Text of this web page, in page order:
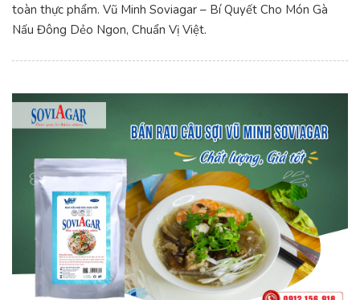
toàn thực phẩm. Vũ Minh Soviagar – Bí Quyết Cho Món Gà
Nấu Đông Dẻo Ngon, Chuẩn Vị Việt.